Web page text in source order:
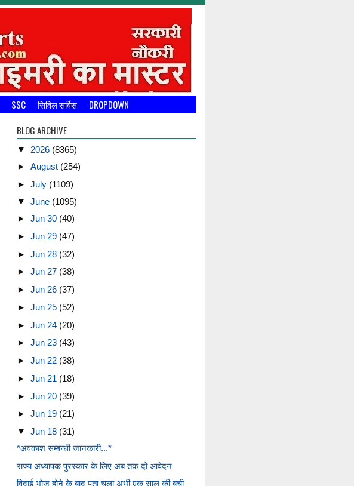
SSC सिविल सर्विस DROPDOWN
BLOG ARCHIVE
▼ 2026 (8365)
► August (254)
► July (1109)
▼ June (1095)
► Jun 30 (40)
► Jun 29 (47)
► Jun 28 (32)
► Jun 27 (38)
► Jun 26 (37)
► Jun 25 (52)
► Jun 24 (20)
► Jun 23 (43)
► Jun 22 (38)
► Jun 21 (18)
► Jun 20 (39)
► Jun 19 (21)
▼ Jun 18 (31)
*अवकाश सम्बन्धी जानकारी...*
राज्य अध्यापक पुरस्कार के लिए अब तक दो आवेदन
विदाई भोज होने के बाद पता चला अभी एक साल की बची